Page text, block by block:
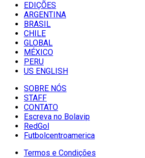
EDIÇÕES
ARGENTINA
BRASIL
CHILE
GLOBAL
MÉXICO
PERU
US ENGLISH
SOBRE NÓS
STAFF
CONTATO
Escreva no Bolavip
RedGol
Futbolcentroamerica
Termos e Condições